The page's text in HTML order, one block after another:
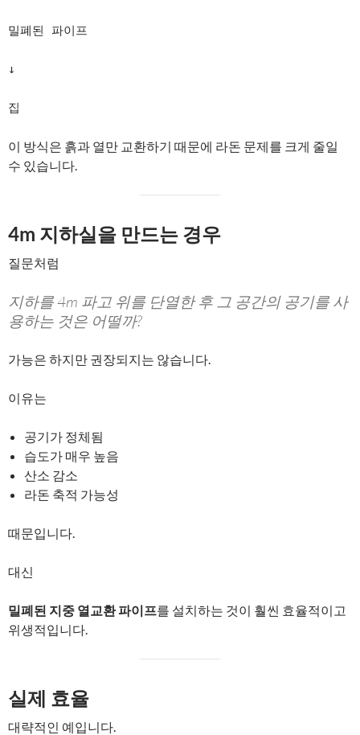
밀폐된 파이프
↓
집
이 방식은 흙과 열만 교환하기 때문에 라돈 문제를 크게 줄일
수 있습니다.
4m 지하실을 만드는 경우
질문처럼
지하를 4m 파고 위를 단열한 후 그 공간의 공기를 사
용하는 것은 어떨까?
가능은 하지만 권장되지는 않습니다.
이유는
공기가 정체됨
습도가 매우 높음
산소 감소
라돈 축적 가능성
때문입니다.
대신
밀폐된 지중 열교환 파이프를 설치하는 것이 훨씬 효율적이고
위생적입니다.
실제 효율
대략적인 예입니다.